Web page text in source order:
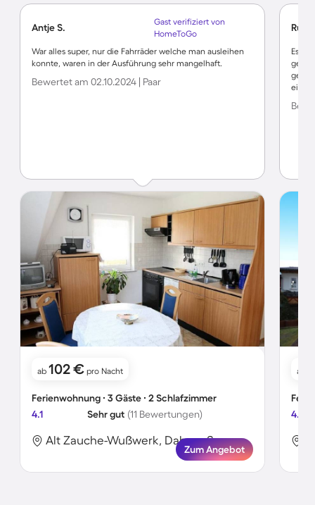
Antje S.
Gast verifiziert von
HomeToGo
War alles super, nur die Fahrräder welche man ausleihen
konnte, waren in der Ausführung sehr mangelhaft.
Bewertet am 02.10.2024 | Paar
ab 102 € pro Nacht
Ferienwohnung ∙ 3 Gäste ∙ 2 Schlafzimmer
4.1
Sehr gut (11 Bewertungen)
Alt Zauche-Wußwerk, Dahme-Spreewald, Deutschland
Zum Angebot
Es
ab
4.7